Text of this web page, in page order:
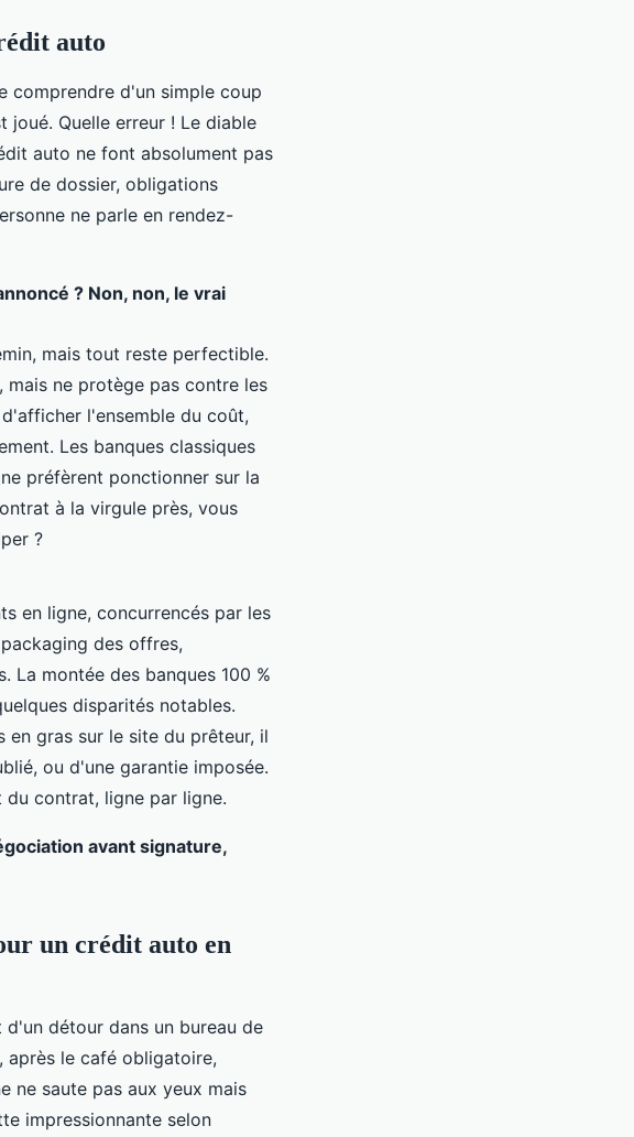
auto
comprendre d'un simple coup
Quelle erreur ! Le diable
auto ne font absolument pas
de dossier, obligations
ne parle en rendez-
? Non, non, le vrai
mais tout reste perfectible.
mais ne protège pas contre les
l'ensemble du coût,
Les banques classiques
préfèrent ponctionner sur la
à la virgule près, vous
?
en ligne, concurrencés par les
des offres,
La montée des banques 100 %
disparités notables.
gras sur le site du prêteur, il
ou d'une garantie imposée.
contrat, ligne par ligne.
avant signature,
un crédit auto en
détour dans un bureau de
après le café obligatoire,
ne saute pas aux yeux mais
impressionnante selon